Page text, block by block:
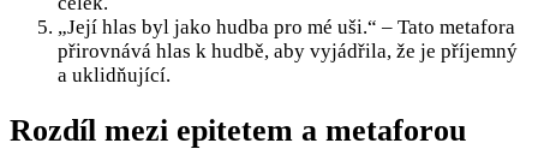
„Její hlas byl jako hudba pro mé uši.“ – Tato metafora
přirovnává hlas k hudbě, aby vyjádřila, že je příjemný
a uklidňující.
Rozdíl mezi epitetem a metaforou